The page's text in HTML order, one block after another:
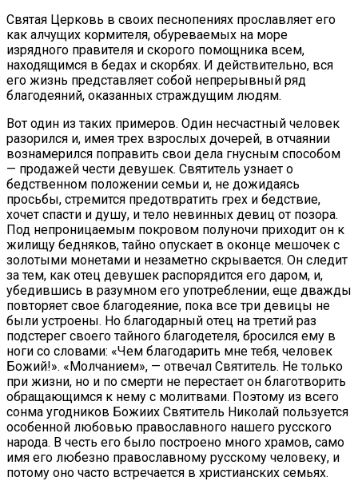
Святая Церковь в своих песнопениях прославляет его
как алчущих кормителя, обуреваемых на море
изрядного правителя и скорого помощника всем,
находящимся в бедах и скорбях. И действительно, вся
его жизнь представляет собой непрерывный ряд
благодеяний, оказанных страждущим людям.
Вот один из таких примеров. Один несчастный человек
разорился и, имея трех взрослых дочерей, в отчаянии
вознамерился поправить свои дела гнусным способом
— продажей чести девушек. Святитель узнает о
бедственном положении семьи и, не дожидаясь
просьбы, стремится предотвратить грех и бедствие,
хочет спасти и душу, и тело невинных девиц от позора.
Под непроницаемым покровом полуночи приходит он к
жилищу бедняков, тайно опускает в оконце мешочек с
золотыми монетами и незаметно скрывается. Он следит
за тем, как отец девушек распорядится его даром, и,
убедившись в разумном его употреблении, еще дважды
повторяет свое благодеяние, пока все три девицы не
были устроены. Но благодарный отец на третий раз
подстерег своего тайного благодетеля, бросился ему в
ноги со словами: «Чем благодарить мне тебя, человек
Божий!». «Молчанием», — отвечал Святитель. Не только
при жизни, но и по смерти не перестает он благотворить
обращающимся к нему с молитвами. Поэтому из всего
сонма угодников Божиих Святитель Николай пользуется
особенной любовью православного нашего русского
народа. В честь его было построено много храмов, само
имя его любезно православному русскому человеку, и
потому оно часто встречается в христианских семьях.